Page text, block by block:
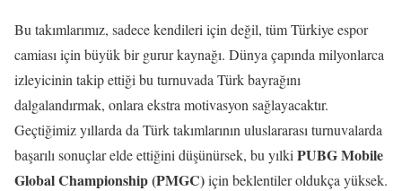
Bu takımlarımız, sadece kendileri için değil, tüm Türkiye espor
camiası için büyük bir gurur kaynağı. Dünya çapında milyonlarca
izleyicinin takip ettiği bu turnuvada Türk bayrağını
dalgalandırmak, onlara ekstra motivasyon sağlayacaktır.
Geçtiğimiz yıllarda da Türk takımlarının uluslararası turnuvalarda
başarılı sonuçlar elde ettiğini düşünürsek, bu yılki PUBG Mobile
Global Championship (PMGC)için beklentiler oldukça yüksek.